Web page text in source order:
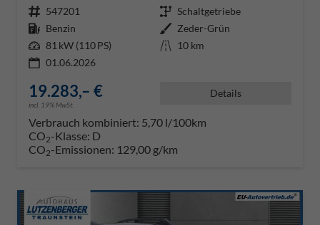
Fahrzeugnr. 547201 Getriebe Schaltgetriebe
Kraftstoff Benzin Außenfarbe Zeder-Grün
Leistung 81 kW (110 PS) Kilometerstand 10 km
01.06.2026
19.283,– €
incl. 19% MwSt.
Details
Verbrauch kombiniert: 5,70 l/100km
CO2-Klasse: D
CO2-Emissionen: 129,00 g/km